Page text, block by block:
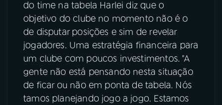
do time na tabela Harlei diz que o
objetivo do clube no momento não é o
de disputar posições e sim de revelar
jogadores. Uma estratégia financeira para
um clube com poucos investimentos. "A
gente não está pensando nesta situação
de ficar ou não em ponta de tabela. Nós
tamos planejando jogo a jogo. Estamos